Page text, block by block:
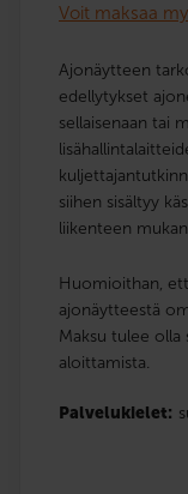
Voit maksaa
Ajonäytteen
edellytykset
sellaisenaan tai
siihen sisältyy
liikenteen
Huomioithan,
ajonäytteestä
Maksu tulee
aloittamista.
Palvelukielet: